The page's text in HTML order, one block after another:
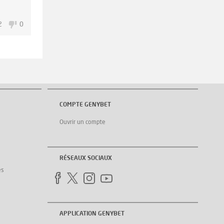
0
COMPTE GENYBET
Ouvrir un compte
RÉSEAUX SOCIAUX
APPLICATION GENYBET